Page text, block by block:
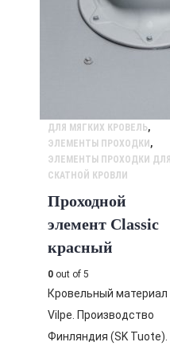
ДЛЯ МЯГКИХ КРОВЕЛЬ,
ЭЛЕМЕНТЫ ПРОХОДКИ ,
ЭЛЕМЕНТЫ ПРОХОДКИ ДЛЯ
СКАТНОЙ КРОВЛИ
Проходной
элемент Classic
красный
0 out of 5
Кровельный материал
Vilpe. Производство
Финляндия (SK Tuote).